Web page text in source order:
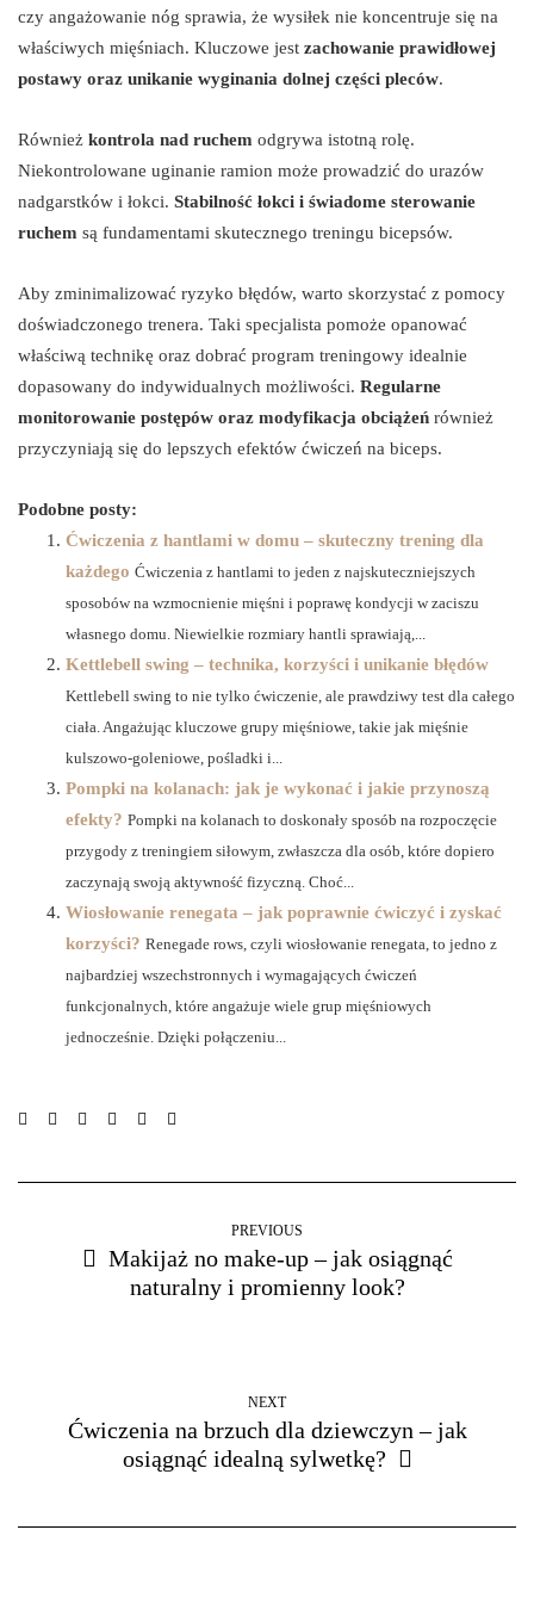
czy angażowanie nóg sprawia, że wysiłek nie koncentruje się na
właściwych mięśniach. Kluczowe jest zachowanie prawidłowej
postawy oraz unikanie wyginania dolnej części pleców.
Również kontrola nad ruchem odgrywa istotną rolę.
Niekontrolowane uginanie ramion może prowadzić do urazów
nadgarstków i łokci. Stabilność łokci i świadome sterowanie
ruchem są fundamentami skutecznego treningu bicepsów.
Aby zminimalizować ryzyko błędów, warto skorzystać z pomocy
doświadczonego trenera. Taki specjalista pomoże opanować
właściwą technikę oraz dobrać program treningowy idealnie
dopasowany do indywidualnych możliwości. Regularne
monitorowanie postępów oraz modyfikacja obciążeń również
przyczyniają się do lepszych efektów ćwiczeń na biceps.
Podobne posty:
Ćwiczenia z hantlami w domu – skuteczny trening dla
każdego Ćwiczenia z hantlami to jeden z najskuteczniejszych
sposobów na wzmocnienie mięśni i poprawę kondycji w zaciszu
własnego domu. Niewielkie rozmiary hantli sprawiają,...
Kettlebell swing – technika, korzyści i unikanie błędów
Kettlebell swing to nie tylko ćwiczenie, ale prawdziwy test dla całego
ciała. Angażując kluczowe grupy mięśniowe, takie jak mięśnie
kulszowo-goleniowe, pośladki i...
Pompki na kolanach: jak je wykonać i jakie przynoszą
efekty? Pompki na kolanach to doskonały sposób na rozpoczęcie
przygody z treningiem siłowym, zwłaszcza dla osób, które dopiero
zaczynają swoją aktywność fizyczną. Choć...
Wiosłowanie renegata – jak poprawnie ćwiczyć i zyskać
korzyści? Renegade rows, czyli wiosłowanie renegata, to jedno z
najbardziej wszechstronnych i wymagających ćwiczeń
funkcjonalnych, które angażuje wiele grup mięśniowych
jednocześnie. Dzięki połączeniu...
PREVIOUS
Makijaż no make-up – jak osiągnąć
naturalny i promienny look?
NEXT
Ćwiczenia na brzuch dla dziewczyn – jak
osiągnąć idealną sylwetkę?